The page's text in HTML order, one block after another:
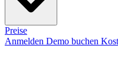
Preise
Anmelden Demo buchen